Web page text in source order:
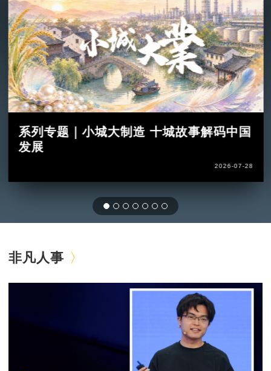
系列专题｜小城大制造 十城故事解码中国
发展
2026-07-28
非凡人事